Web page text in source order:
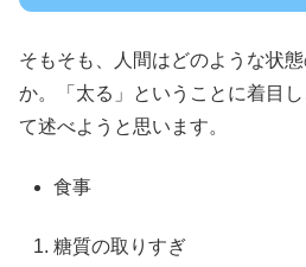
そもそも、人間はどのような状
か。「太る」ということに着目
て述べようと思います。
食事
糖質の取りすぎ